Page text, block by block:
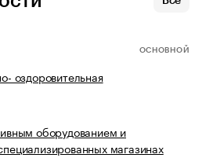
ОСНОВНОЙ
оздоровительная
оборудованием и
магазинах